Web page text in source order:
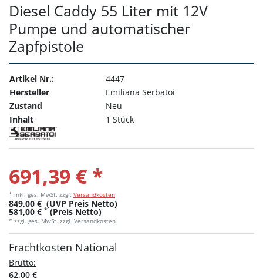
Diesel Caddy 55 Liter mit 12V
Pumpe und automatischer
Zapfpistole
Artikel Nr.:
4447
Hersteller
Emiliana Serbatoi
Zustand
Neu
Inhalt
1 Stück
691,39 € *
* inkl. ges. MwSt. zzgl. Versandkosten
849,00 € (UVP Preis Netto)
581,00 € * (Preis Netto)
* zzgl. ges. MwSt. zzgl. Versandkosten
Frachtkosten National
Brutto:
62,00 €